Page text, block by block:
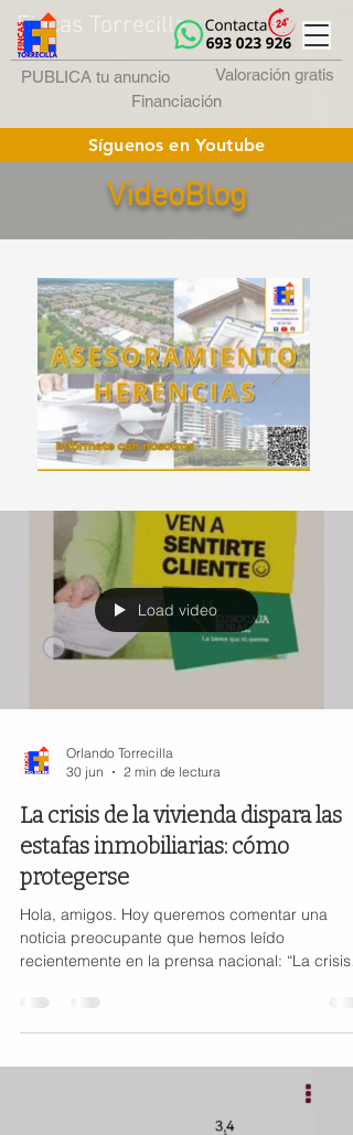
Fincas Torrecilla
PUBLICA tu anuncio
Valoración gratis
Financiación
Síguenos en Youtube
VideoBlog
Load video
Orlando Torrecilla
30 jun
2 min de lectura
La crisis de la vivienda dispara las
estafas inmobiliarias: cómo
protegerse
Hola, amigos. Hoy queremos comentar una
noticia preocupante que hemos leído
recientemente en la prensa nacional: “La crisis
no es casualidad. La situación actual del
mercado está generando un caldo de cultivo
policía y abogados, los fraudes en el sector
inmobiliario no solo han aumentado, sino que